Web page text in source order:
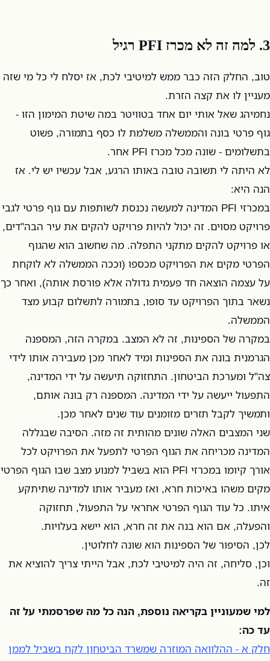
3. למה זה לא מכרז PFI רגיל
טוב, החלק הזה כבר ממש למיטיבי לכת, אז יסלח לי כל מי שזה
מעניין לו את קצה הזרת.
נחמיהג שאל אותי יום אחד בטוויטר במה שיטת המימון הזו -
גוף פרטי בונה והממשלה משלמת לו כסף בתמורה, פשוט
בתשלומים - שונה מכל מכרז PFI אחר.
לא היתה לי תשובה טובה באותו הרגע, אבל עכשיו יש לי. אז
הנה היא:
במכרזי PFI המדינה למעשה נכנסת לשותפות עם גוף פרטי לגבי
פרויקט מסוים. זה יכול להיות פרויקט להקים את עיר הבה"דים,
או פרויקט להקים מתקני התפלה. מה שחשוב הוא שהגוף
הפרטי מקים את הפרויקט מכספו (וככה הממשלה לא לוקחת
על עצמה הוצאה חד פעמית גדולה אלא פורסת אותה), ואחר כך
נשאר בתוך הפרויקט עד סופו, בתמורה לתשלום קבוע מצד
הממשלה.
במקרה של הספינות, זה לא המצב. במקרה הזה, המספנה
הגרמנית בונה את הספינות ומיד לאחר מכן מעבירה אותו לידי
צה"ל ומערכת הביטחון. התחזוקה תיעשה על ידי המדינה,
התפעול ייעשה על ידי המדינה. המספנה רק בונה אותם,
ותמשיך לקבל תזרים מזומנים עוד שנים לאחר מכן.
שני המצבים האלה שונים מהותית זה מזה. הסיבה שבגללה
המדינה מכריחה את הגוף הפרטי לתפעל את הפרויקט לכל
אורך קיומו במכרזי PFI הוא בשביל למנוע מצב שבו הגוף הפרטי
מקים משהו באיכות חרא, ואז מעביר אותו למדינה שתיתקע
איתו. כל עוד הגוף הפרטי אחראי על התפעול, תחזוקה
והפעלה, אם הוא בנה את זה חרא, הוא יישא בעלויות.
לכן, הסיפור של הספינות הוא שונה לחלוטין.
וכן, סליחה, זה היה למיטיבי לכת, אבל הייתי צריך להוציא את
זה.
למי שמעוניין בקריאה נוספת, הנה כל מה שפרסמתי על זה
עד כה:
חלק א - ההלוואה המוזרה שמשרד הביטחון לקח בשביל לממן